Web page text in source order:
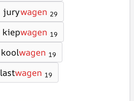
jurywagen 29
kiepwagen 19
koolwagen 19
lastwagen 19